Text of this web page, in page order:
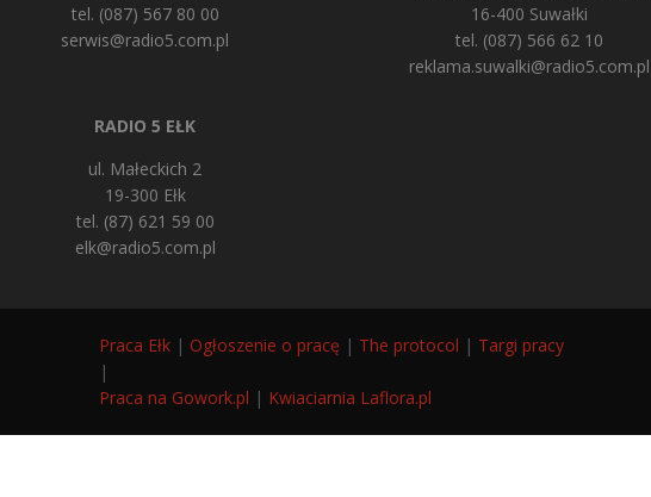
tel. (087) 567 80 00
serwis@radio5.com.pl
RADIO 5 EŁK
ul. Małeckich 2
19-300 Ełk
tel. (87) 621 59 00
elk@radio5.com.pl
16-400 Suwałki
tel. (087) 566 62 10
reklama.suwalki@radio5.com.pl
Praca Ełk | Ogłoszenie o pracę | The protocol | Targi pracy
|
Praca na Gowork.pl | Kwiaciarnia Laflora.pl